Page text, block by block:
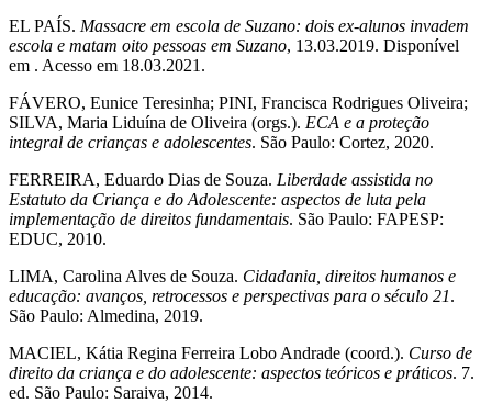
EL PAÍS. Massacre em escola de Suzano: dois ex-alunos invadem
escola e matam oito pessoas em Suzano, 13.03.2019. Disponível
em . Acesso em 18.03.2021.
FÁVERO, Eunice Teresinha; PINI, Francisca Rodrigues Oliveira;
SILVA, Maria Liduína de Oliveira (orgs.). ECA e a proteção
integral de crianças e adolescentes. São Paulo: Cortez, 2020.
FERREIRA, Eduardo Dias de Souza. Liberdade assistida no
Estatuto da Criança e do Adolescente: aspectos de luta pela
implementação de direitos fundamentais. São Paulo: FAPESP:
EDUC, 2010.
LIMA, Carolina Alves de Souza. Cidadania, direitos humanos e
educação: avanços, retrocessos e perspectivas para o século 21.
São Paulo: Almedina, 2019.
MACIEL, Kátia Regina Ferreira Lobo Andrade (coord.). Curso de
direito da criança e do adolescente: aspectos teóricos e práticos. 7.
ed. São Paulo: Saraiva, 2014.